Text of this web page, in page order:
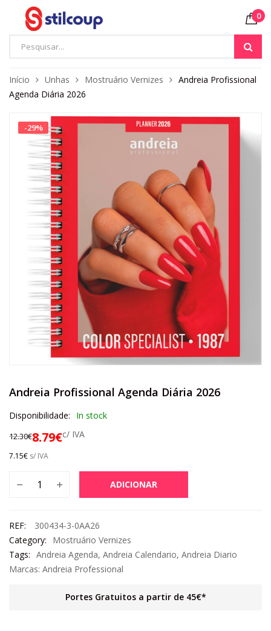
0
Início Unhas Mostruário Vernizes
Andreia Profissional
Agenda Diária 2026
-29%
Andreia Profissional Agenda Diária 2026
Disponibilidade: In stock
12.30€8.79€c/ IVA
7.15€ s/ IVA
ADICIONAR
REF:
300434-3-0AA26
Category:
Mostruário Vernizes
Tags: Andreia Agenda, Andreia Calendario, Andreia Diario
Marcas: Andreia Professional
Portes Gratuitos a partir de 45€*